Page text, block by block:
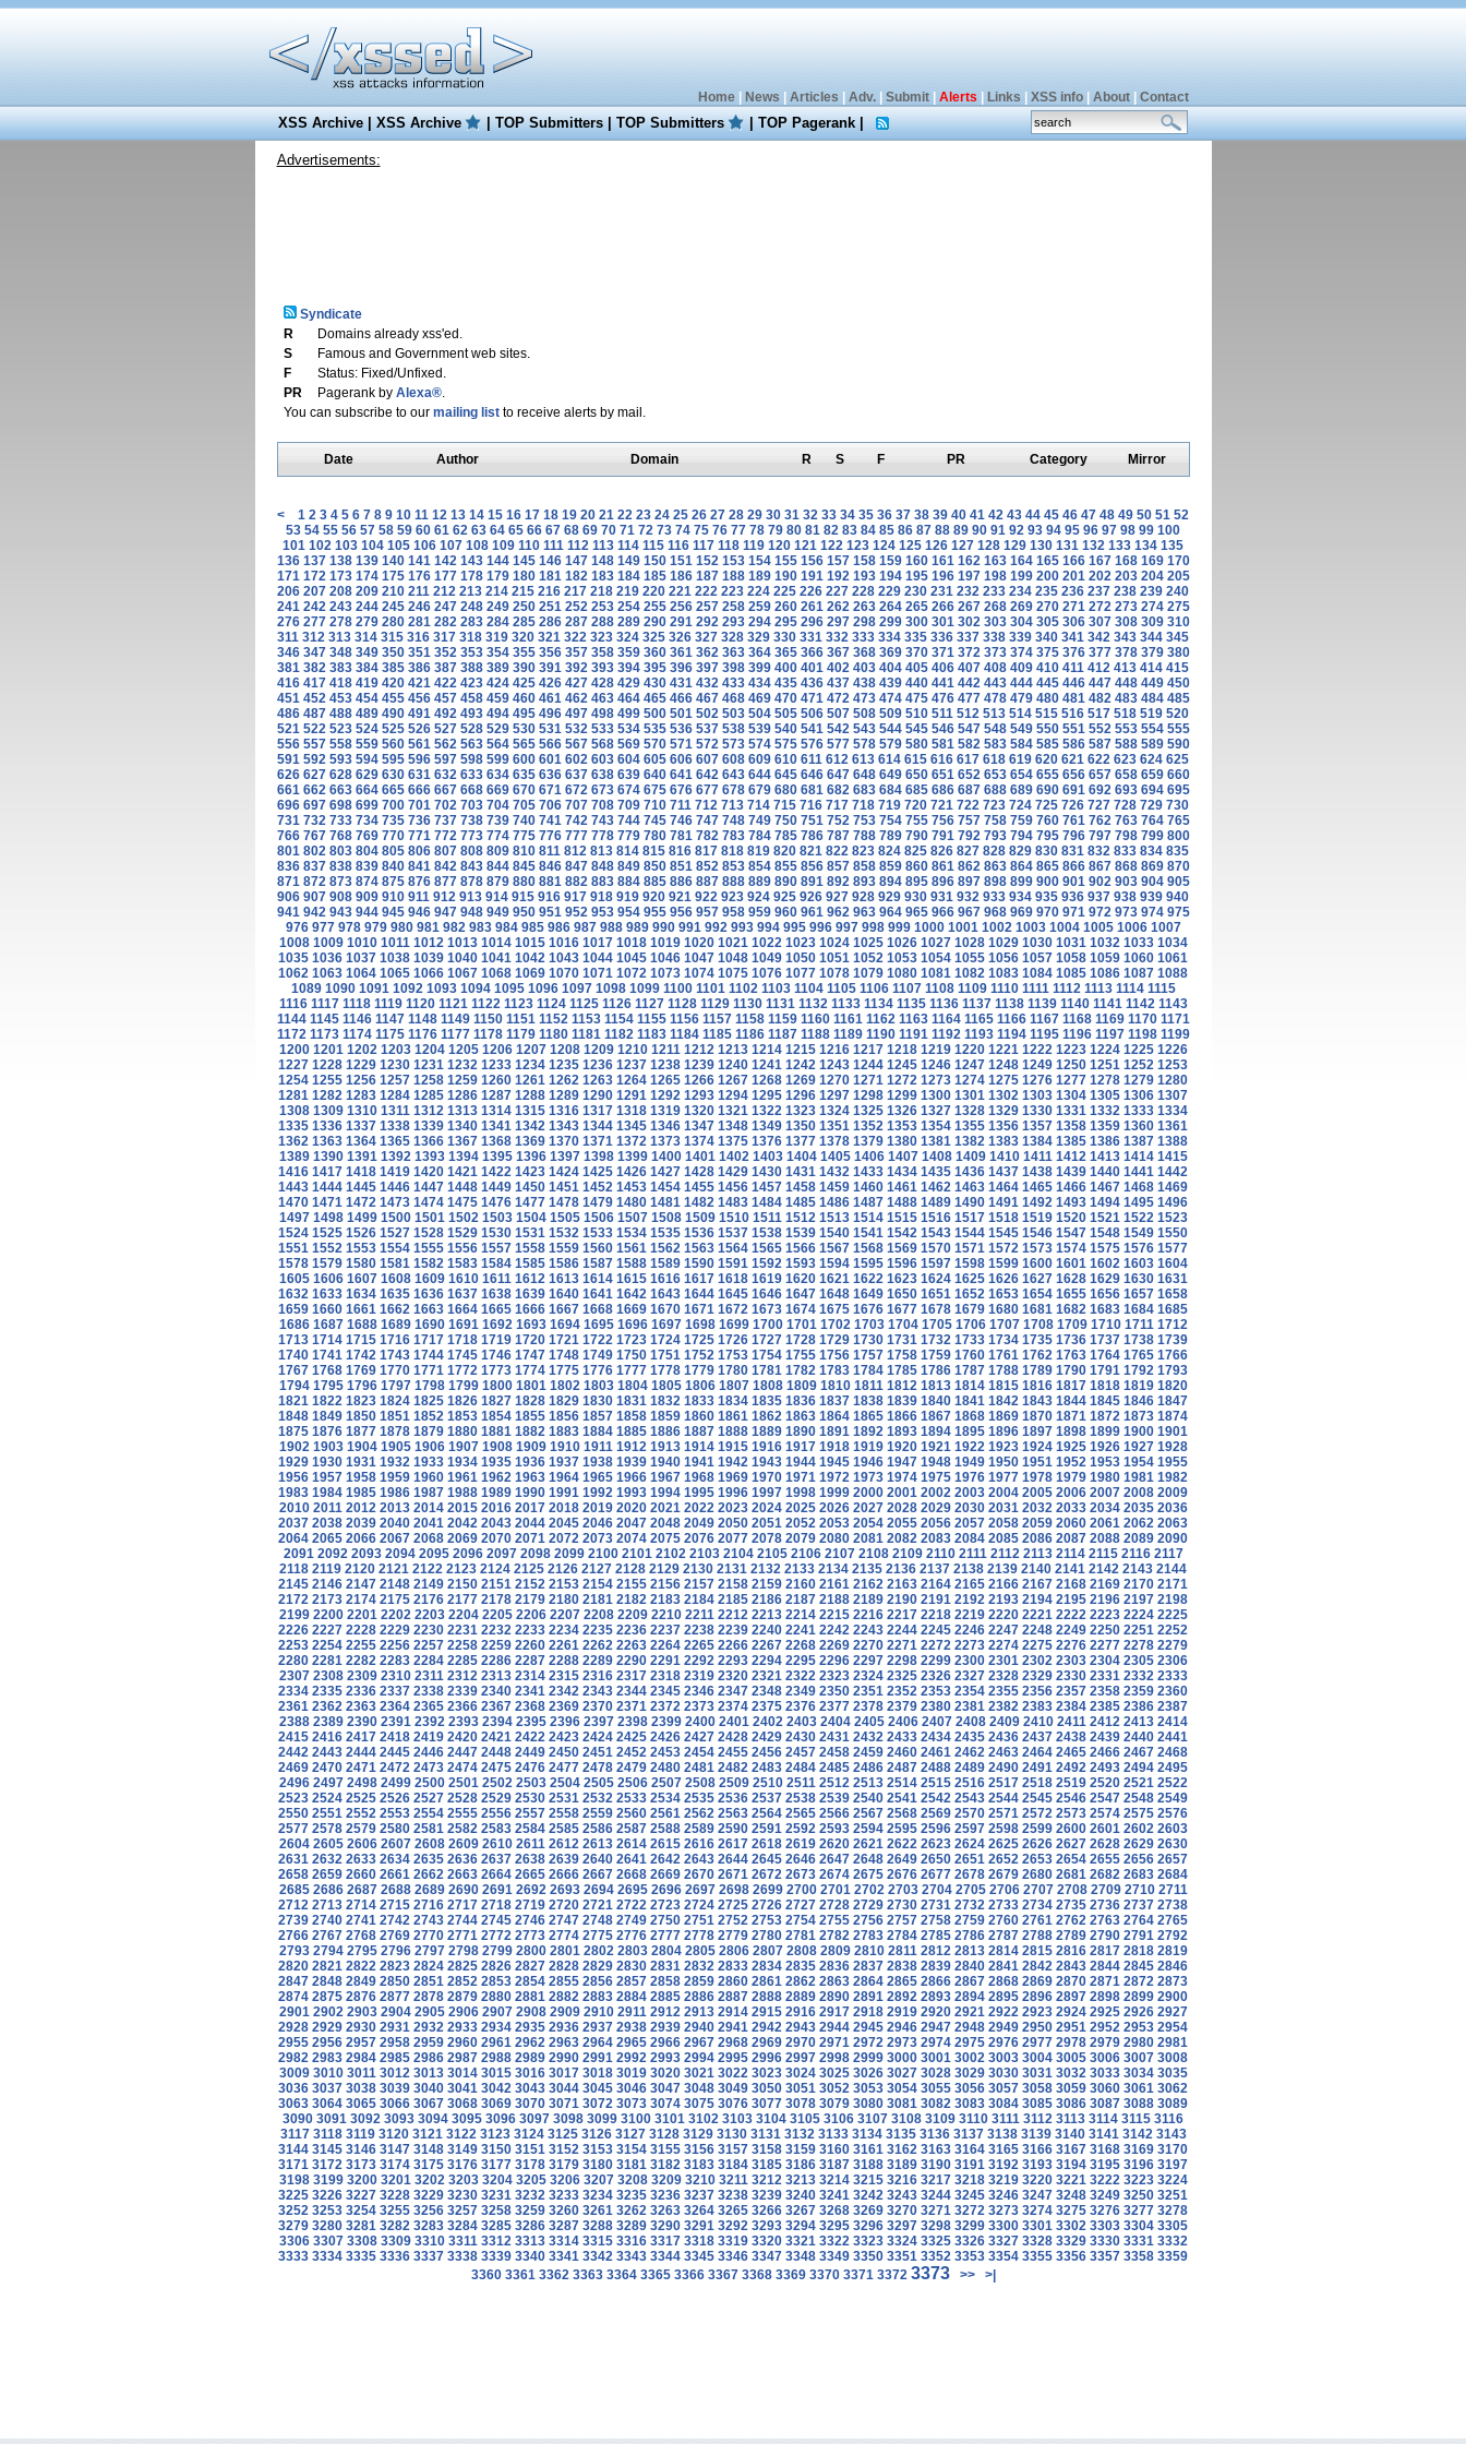
Home| News Articles Adv.| Submit| Alerts Links XSS info| About| Contact
XSS Archive|XSS Archive |TOP Submitters|TOP Submitters |TOP Pagerank|
Advertisements:
Syndicate
R
Domains already xss'ed.
S
Famous and Government web sites.
F
Status: Fixed/Unfixed.
PR
Pagerank by Alexa®.
You can subscribe to our mailing listto receive alerts by mail.
Date Author Domain R S F PR Category Mirror
< 1 2 3 4 5 6 7 8 9 10 11 12 13 14 15 16 17 18 19 20 21 22 23 24 25 26 27 28 29 30 31 32 33 34 35 36 37 38 39 40 41 42 43 44 45 46 47 48 49 50 51 52
53 54 55 56 57 58 59 60 61 62 63 64 65 66 67 68 69 70 71 72 73 74 75 76 77 78 79 80 81 82 83 84 85 86 87 88 89 90 91 92 93 94 95 96 97 98 99 100
101 102 103 104 105 106 107 108 109 110 111 112 113 114 115 116 117 118 119 120 121 122 123 124 125 126 127 128 129 130 131 132 133 134 135
136 137 138 139 140 141 142 143 144 145 146 147 148 149 150 151 152 153 154 155 156 157 158 159 160 161 162 163 164 165 166 167 168 169 170
171 172 173 174 175 176 177 178 179 180 181 182 183 184 185 186 187 188 189 190 191 192 193 194 195 196 197 198 199 200 201 202 203 204 205
206 207 208 209 210 211 212 213 214 215 216 217 218 219 220 221 222 223 224 225 226 227 228 229 230 231 232 233 234 235 236 237 238 239 240
241 242 243 244 245 246 247 248 249 250 251 252 253 254 255 256 257 258 259 260 261 262 263 264 265 266 267 268 269 270 271 272 273 274 275
276 277 278 279 280 281 282 283 284 285 286 287 288 289 290 291 292 293 294 295 296 297 298 299 300 301 302 303 304 305 306 307 308 309 310
311 312 313 314 315 316 317 318 319 320 321 322 323 324 325 326 327 328 329 330 331 332 333 334 335 336 337 338 339 340 341 342 343 344 345
346 347 348 349 350 351 352 353 354 355 356 357 358 359 360 361 362 363 364 365 366 367 368 369 370 371 372 373 374 375 376 377 378 379 380
381 382 383 384 385 386 387 388 389 390 391 392 393 394 395 396 397 398 399 400 401 402 403 404 405 406 407 408 409 410 411 412 413 414 415
416 417 418 419 420 421 422 423 424 425 426 427 428 429 430 431 432 433 434 435 436 437 438 439 440 441 442 443 444 445 446 447 448 449 450
451 452 453 454 455 456 457 458 459 460 461 462 463 464 465 466 467 468 469 470 471 472 473 474 475 476 477 478 479 480 481 482 483 484 485
486 487 488 489 490 491 492 493 494 495 496 497 498 499 500 501 502 503 504 505 506 507 508 509 510 511 512 513 514 515 516 517 518 519 520
521 522 523 524 525 526 527 528 529 530 531 532 533 534 535 536 537 538 539 540 541 542 543 544 545 546 547 548 549 550 551 552 553 554 555
556 557 558 559 560 561 562 563 564 565 566 567 568 569 570 571 572 573 574 575 576 577 578 579 580 581 582 583 584 585 586 587 588 589 590
591 592 593 594 595 596 597 598 599 600 601 602 603 604 605 606 607 608 609 610 611 612 613 614 615 616 617 618 619 620 621 622 623 624 625
626 627 628 629 630 631 632 633 634 635 636 637 638 639 640 641 642 643 644 645 646 647 648 649 650 651 652 653 654 655 656 657 658 659 660
661 662 663 664 665 666 667 668 669 670 671 672 673 674 675 676 677 678 679 680 681 682 683 684 685 686 687 688 689 690 691 692 693 694 695
696 697 698 699 700 701 702 703 704 705 706 707 708 709 710 711 712 713 714 715 716 717 718 719 720 721 722 723 724 725 726 727 728 729 730
731 732 733 734 735 736 737 738 739 740 741 742 743 744 745 746 747 748 749 750 751 752 753 754 755 756 757 758 759 760 761 762 763 764 765
766 767 768 769 770 771 772 773 774 775 776 777 778 779 780 781 782 783 784 785 786 787 788 789 790 791 792 793 794 795 796 797 798 799 800
801 802 803 804 805 806 807 808 809 810 811 812 813 814 815 816 817 818 819 820 821 822 823 824 825 826 827 828 829 830 831 832 833 834 835
836 837 838 839 840 841 842 843 844 845 846 847 848 849 850 851 852 853 854 855 856 857 858 859 860 861 862 863 864 865 866 867 868 869 870
871 872 873 874 875 876 877 878 879 880 881 882 883 884 885 886 887 888 889 890 891 892 893 894 895 896 897 898 899 900 901 902 903 904 905
906 907 908 909 910 911 912 913 914 915 916 917 918 919 920 921 922 923 924 925 926 927 928 929 930 931 932 933 934 935 936 937 938 939 940
941 942 943 944 945 946 947 948 949 950 951 952 953 954 955 956 957 958 959 960 961 962 963 964 965 966 967 968 969 970 971 972 973 974 975
976 977 978 979 980 981 982 983 984 985 986 987 988 989 990 991 992 993 994 995 996 997 998 999 1000 1001 1002 1003 1004 1005 1006 1007
1008 1009 1010 1011 1012 1013 1014 1015 1016 1017 1018 1019 1020 1021 1022 1023 1024 1025 1026 1027 1028 1029 1030 1031 1032 1033 1034
1035 1036 1037 1038 1039 1040 1041 1042 1043 1044 1045 1046 1047 1048 1049 1050 1051 1052 1053 1054 1055 1056 1057 1058 1059 1060 1061
1062 1063 1064 1065 1066 1067 1068 1069 1070 1071 1072 1073 1074 1075 1076 1077 1078 1079 1080 1081 1082 1083 1084 1085 1086 1087 1088
1089 1090 1091 1092 1093 1094 1095 1096 1097 1098 1099 1100 1101 1102 1103 1104 1105 1106 1107 1108 1109 1110 1111 1112 1113 1114 1115
1116 1117 1118 1119 1120 1121 1122 1123 1124 1125 1126 1127 1128 1129 1130 1131 1132 1133 1134 1135 1136 1137 1138 1139 1140 1141 1142 1143
1144 1145 1146 1147 1148 1149 1150 1151 1152 1153 1154 1155 1156 1157 1158 1159 1160 1161 1162 1163 1164 1165 1166 1167 1168 1169 1170 1171
1172 1173 1174 1175 1176 1177 1178 1179 1180 1181 1182 1183 1184 1185 1186 1187 1188 1189 1190 1191 1192 1193 1194 1195 1196 1197 1198 1199
1200 1201 1202 1203 1204 1205 1206 1207 1208 1209 1210 1211 1212 1213 1214 1215 1216 1217 1218 1219 1220 1221 1222 1223 1224 1225 1226
1227 1228 1229 1230 1231 1232 1233 1234 1235 1236 1237 1238 1239 1240 1241 1242 1243 1244 1245 1246 1247 1248 1249 1250 1251 1252 1253
1254 1255 1256 1257 1258 1259 1260 1261 1262 1263 1264 1265 1266 1267 1268 1269 1270 1271 1272 1273 1274 1275 1276 1277 1278 1279 1280
1281 1282 1283 1284 1285 1286 1287 1288 1289 1290 1291 1292 1293 1294 1295 1296 1297 1298 1299 1300 1301 1302 1303 1304 1305 1306 1307
1308 1309 1310 1311 1312 1313 1314 1315 1316 1317 1318 1319 1320 1321 1322 1323 1324 1325 1326 1327 1328 1329 1330 1331 1332 1333 1334
1335 1336 1337 1338 1339 1340 1341 1342 1343 1344 1345 1346 1347 1348 1349 1350 1351 1352 1353 1354 1355 1356 1357 1358 1359 1360 1361
1362 1363 1364 1365 1366 1367 1368 1369 1370 1371 1372 1373 1374 1375 1376 1377 1378 1379 1380 1381 1382 1383 1384 1385 1386 1387 1388
1389 1390 1391 1392 1393 1394 1395 1396 1397 1398 1399 1400 1401 1402 1403 1404 1405 1406 1407 1408 1409 1410 1411 1412 1413 1414 1415
1416 1417 1418 1419 1420 1421 1422 1423 1424 1425 1426 1427 1428 1429 1430 1431 1432 1433 1434 1435 1436 1437 1438 1439 1440 1441 1442
1443 1444 1445 1446 1447 1448 1449 1450 1451 1452 1453 1454 1455 1456 1457 1458 1459 1460 1461 1462 1463 1464 1465 1466 1467 1468 1469
1470 1471 1472 1473 1474 1475 1476 1477 1478 1479 1480 1481 1482 1483 1484 1485 1486 1487 1488 1489 1490 1491 1492 1493 1494 1495 1496
1497 1498 1499 1500 1501 1502 1503 1504 1505 1506 1507 1508 1509 1510 1511 1512 1513 1514 1515 1516 1517 1518 1519 1520 1521 1522 1523
1524 1525 1526 1527 1528 1529 1530 1531 1532 1533 1534 1535 1536 1537 1538 1539 1540 1541 1542 1543 1544 1545 1546 1547 1548 1549 1550
1551 1552 1553 1554 1555 1556 1557 1558 1559 1560 1561 1562 1563 1564 1565 1566 1567 1568 1569 1570 1571 1572 1573 1574 1575 1576 1577
1578 1579 1580 1581 1582 1583 1584 1585 1586 1587 1588 1589 1590 1591 1592 1593 1594 1595 1596 1597 1598 1599 1600 1601 1602 1603 1604
1605 1606 1607 1608 1609 1610 1611 1612 1613 1614 1615 1616 1617 1618 1619 1620 1621 1622 1623 1624 1625 1626 1627 1628 1629 1630 1631
1632 1633 1634 1635 1636 1637 1638 1639 1640 1641 1642 1643 1644 1645 1646 1647 1648 1649 1650 1651 1652 1653 1654 1655 1656 1657 1658
1659 1660 1661 1662 1663 1664 1665 1666 1667 1668 1669 1670 1671 1672 1673 1674 1675 1676 1677 1678 1679 1680 1681 1682 1683 1684 1685
1686 1687 1688 1689 1690 1691 1692 1693 1694 1695 1696 1697 1698 1699 1700 1701 1702 1703 1704 1705 1706 1707 1708 1709 1710 1711 1712
1713 1714 1715 1716 1717 1718 1719 1720 1721 1722 1723 1724 1725 1726 1727 1728 1729 1730 1731 1732 1733 1734 1735 1736 1737 1738 1739
1740 1741 1742 1743 1744 1745 1746 1747 1748 1749 1750 1751 1752 1753 1754 1755 1756 1757 1758 1759 1760 1761 1762 1763 1764 1765 1766
1767 1768 1769 1770 1771 1772 1773 1774 1775 1776 1777 1778 1779 1780 1781 1782 1783 1784 1785 1786 1787 1788 1789 1790 1791 1792 1793
1794 1795 1796 1797 1798 1799 1800 1801 1802 1803 1804 1805 1806 1807 1808 1809 1810 1811 1812 1813 1814 1815 1816 1817 1818 1819 1820
1821 1822 1823 1824 1825 1826 1827 1828 1829 1830 1831 1832 1833 1834 1835 1836 1837 1838 1839 1840 1841 1842 1843 1844 1845 1846 1847
1848 1849 1850 1851 1852 1853 1854 1855 1856 1857 1858 1859 1860 1861 1862 1863 1864 1865 1866 1867 1868 1869 1870 1871 1872 1873 1874
1875 1876 1877 1878 1879 1880 1881 1882 1883 1884 1885 1886 1887 1888 1889 1890 1891 1892 1893 1894 1895 1896 1897 1898 1899 1900 1901
1902 1903 1904 1905 1906 1907 1908 1909 1910 1911 1912 1913 1914 1915 1916 1917 1918 1919 1920 1921 1922 1923 1924 1925 1926 1927 1928
1929 1930 1931 1932 1933 1934 1935 1936 1937 1938 1939 1940 1941 1942 1943 1944 1945 1946 1947 1948 1949 1950 1951 1952 1953 1954 1955
1956 1957 1958 1959 1960 1961 1962 1963 1964 1965 1966 1967 1968 1969 1970 1971 1972 1973 1974 1975 1976 1977 1978 1979 1980 1981 1982
1983 1984 1985 1986 1987 1988 1989 1990 1991 1992 1993 1994 1995 1996 1997 1998 1999 2000 2001 2002 2003 2004 2005 2006 2007 2008 2009
2010 2011 2012 2013 2014 2015 2016 2017 2018 2019 2020 2021 2022 2023 2024 2025 2026 2027 2028 2029 2030 2031 2032 2033 2034 2035 2036
2037 2038 2039 2040 2041 2042 2043 2044 2045 2046 2047 2048 2049 2050 2051 2052 2053 2054 2055 2056 2057 2058 2059 2060 2061 2062 2063
2064 2065 2066 2067 2068 2069 2070 2071 2072 2073 2074 2075 2076 2077 2078 2079 2080 2081 2082 2083 2084 2085 2086 2087 2088 2089 2090
2091 2092 2093 2094 2095 2096 2097 2098 2099 2100 2101 2102 2103 2104 2105 2106 2107 2108 2109 2110 2111 2112 2113 2114 2115 2116 2117
2118 2119 2120 2121 2122 2123 2124 2125 2126 2127 2128 2129 2130 2131 2132 2133 2134 2135 2136 2137 2138 2139 2140 2141 2142 2143 2144
2145 2146 2147 2148 2149 2150 2151 2152 2153 2154 2155 2156 2157 2158 2159 2160 2161 2162 2163 2164 2165 2166 2167 2168 2169 2170 2171
2172 2173 2174 2175 2176 2177 2178 2179 2180 2181 2182 2183 2184 2185 2186 2187 2188 2189 2190 2191 2192 2193 2194 2195 2196 2197 2198
2199 2200 2201 2202 2203 2204 2205 2206 2207 2208 2209 2210 2211 2212 2213 2214 2215 2216 2217 2218 2219 2220 2221 2222 2223 2224 2225
2226 2227 2228 2229 2230 2231 2232 2233 2234 2235 2236 2237 2238 2239 2240 2241 2242 2243 2244 2245 2246 2247 2248 2249 2250 2251 2252
2253 2254 2255 2256 2257 2258 2259 2260 2261 2262 2263 2264 2265 2266 2267 2268 2269 2270 2271 2272 2273 2274 2275 2276 2277 2278 2279
2280 2281 2282 2283 2284 2285 2286 2287 2288 2289 2290 2291 2292 2293 2294 2295 2296 2297 2298 2299 2300 2301 2302 2303 2304 2305 2306
2307 2308 2309 2310 2311 2312 2313 2314 2315 2316 2317 2318 2319 2320 2321 2322 2323 2324 2325 2326 2327 2328 2329 2330 2331 2332 2333
2334 2335 2336 2337 2338 2339 2340 2341 2342 2343 2344 2345 2346 2347 2348 2349 2350 2351 2352 2353 2354 2355 2356 2357 2358 2359 2360
2361 2362 2363 2364 2365 2366 2367 2368 2369 2370 2371 2372 2373 2374 2375 2376 2377 2378 2379 2380 2381 2382 2383 2384 2385 2386 2387
2388 2389 2390 2391 2392 2393 2394 2395 2396 2397 2398 2399 2400 2401 2402 2403 2404 2405 2406 2407 2408 2409 2410 2411 2412 2413 2414
2415 2416 2417 2418 2419 2420 2421 2422 2423 2424 2425 2426 2427 2428 2429 2430 2431 2432 2433 2434 2435 2436 2437 2438 2439 2440 2441
2442 2443 2444 2445 2446 2447 2448 2449 2450 2451 2452 2453 2454 2455 2456 2457 2458 2459 2460 2461 2462 2463 2464 2465 2466 2467 2468
2469 2470 2471 2472 2473 2474 2475 2476 2477 2478 2479 2480 2481 2482 2483 2484 2485 2486 2487 2488 2489 2490 2491 2492 2493 2494 2495
2496 2497 2498 2499 2500 2501 2502 2503 2504 2505 2506 2507 2508 2509 2510 2511 2512 2513 2514 2515 2516 2517 2518 2519 2520 2521 2522
2523 2524 2525 2526 2527 2528 2529 2530 2531 2532 2533 2534 2535 2536 2537 2538 2539 2540 2541 2542 2543 2544 2545 2546 2547 2548 2549
2550 2551 2552 2553 2554 2555 2556 2557 2558 2559 2560 2561 2562 2563 2564 2565 2566 2567 2568 2569 2570 2571 2572 2573 2574 2575 2576
2577 2578 2579 2580 2581 2582 2583 2584 2585 2586 2587 2588 2589 2590 2591 2592 2593 2594 2595 2596 2597 2598 2599 2600 2601 2602 2603
2604 2605 2606 2607 2608 2609 2610 2611 2612 2613 2614 2615 2616 2617 2618 2619 2620 2621 2622 2623 2624 2625 2626 2627 2628 2629 2630
2631 2632 2633 2634 2635 2636 2637 2638 2639 2640 2641 2642 2643 2644 2645 2646 2647 2648 2649 2650 2651 2652 2653 2654 2655 2656 2657
2658 2659 2660 2661 2662 2663 2664 2665 2666 2667 2668 2669 2670 2671 2672 2673 2674 2675 2676 2677 2678 2679 2680 2681 2682 2683 2684
2685 2686 2687 2688 2689 2690 2691 2692 2693 2694 2695 2696 2697 2698 2699 2700 2701 2702 2703 2704 2705 2706 2707 2708 2709 2710 2711
2712 2713 2714 2715 2716 2717 2718 2719 2720 2721 2722 2723 2724 2725 2726 2727 2728 2729 2730 2731 2732 2733 2734 2735 2736 2737 2738
2739 2740 2741 2742 2743 2744 2745 2746 2747 2748 2749 2750 2751 2752 2753 2754 2755 2756 2757 2758 2759 2760 2761 2762 2763 2764 2765
2766 2767 2768 2769 2770 2771 2772 2773 2774 2775 2776 2777 2778 2779 2780 2781 2782 2783 2784 2785 2786 2787 2788 2789 2790 2791 2792
2793 2794 2795 2796 2797 2798 2799 2800 2801 2802 2803 2804 2805 2806 2807 2808 2809 2810 2811 2812 2813 2814 2815 2816 2817 2818 2819
2820 2821 2822 2823 2824 2825 2826 2827 2828 2829 2830 2831 2832 2833 2834 2835 2836 2837 2838 2839 2840 2841 2842 2843 2844 2845 2846
2847 2848 2849 2850 2851 2852 2853 2854 2855 2856 2857 2858 2859 2860 2861 2862 2863 2864 2865 2866 2867 2868 2869 2870 2871 2872 2873
2874 2875 2876 2877 2878 2879 2880 2881 2882 2883 2884 2885 2886 2887 2888 2889 2890 2891 2892 2893 2894 2895 2896 2897 2898 2899 2900
2901 2902 2903 2904 2905 2906 2907 2908 2909 2910 2911 2912 2913 2914 2915 2916 2917 2918 2919 2920 2921 2922 2923 2924 2925 2926 2927
2928 2929 2930 2931 2932 2933 2934 2935 2936 2937 2938 2939 2940 2941 2942 2943 2944 2945 2946 2947 2948 2949 2950 2951 2952 2953 2954
2955 2956 2957 2958 2959 2960 2961 2962 2963 2964 2965 2966 2967 2968 2969 2970 2971 2972 2973 2974 2975 2976 2977 2978 2979 2980 2981
2982 2983 2984 2985 2986 2987 2988 2989 2990 2991 2992 2993 2994 2995 2996 2997 2998 2999 3000 3001 3002 3003 3004 3005 3006 3007 3008
3009 3010 3011 3012 3013 3014 3015 3016 3017 3018 3019 3020 3021 3022 3023 3024 3025 3026 3027 3028 3029 3030 3031 3032 3033 3034 3035
3036 3037 3038 3039 3040 3041 3042 3043 3044 3045 3046 3047 3048 3049 3050 3051 3052 3053 3054 3055 3056 3057 3058 3059 3060 3061 3062
3063 3064 3065 3066 3067 3068 3069 3070 3071 3072 3073 3074 3075 3076 3077 3078 3079 3080 3081 3082 3083 3084 3085 3086 3087 3088 3089
3090 3091 3092 3093 3094 3095 3096 3097 3098 3099 3100 3101 3102 3103 3104 3105 3106 3107 3108 3109 3110 3111 3112 3113 3114 3115 3116
3117 3118 3119 3120 3121 3122 3123 3124 3125 3126 3127 3128 3129 3130 3131 3132 3133 3134 3135 3136 3137 3138 3139 3140 3141 3142 3143
3144 3145 3146 3147 3148 3149 3150 3151 3152 3153 3154 3155 3156 3157 3158 3159 3160 3161 3162 3163 3164 3165 3166 3167 3168 3169 3170
3171 3172 3173 3174 3175 3176 3177 3178 3179 3180 3181 3182 3183 3184 3185 3186 3187 3188 3189 3190 3191 3192 3193 3194 3195 3196 3197
3198 3199 3200 3201 3202 3203 3204 3205 3206 3207 3208 3209 3210 3211 3212 3213 3214 3215 3216 3217 3218 3219 3220 3221 3222 3223 3224
3225 3226 3227 3228 3229 3230 3231 3232 3233 3234 3235 3236 3237 3238 3239 3240 3241 3242 3243 3244 3245 3246 3247 3248 3249 3250 3251
3252 3253 3254 3255 3256 3257 3258 3259 3260 3261 3262 3263 3264 3265 3266 3267 3268 3269 3270 3271 3272 3273 3274 3275 3276 3277 3278
3279 3280 3281 3282 3283 3284 3285 3286 3287 3288 3289 3290 3291 3292 3293 3294 3295 3296 3297 3298 3299 3300 3301 3302 3303 3304 3305
3306 3307 3308 3309 3310 3311 3312 3313 3314 3315 3316 3317 3318 3319 3320 3321 3322 3323 3324 3325 3326 3327 3328 3329 3330 3331 3332
3333 3334 3335 3336 3337 3338 3339 3340 3341 3342 3343 3344 3345 3346 3347 3348 3349 3350 3351 3352 3353 3354 3355 3356 3357 3358 3359
3360 3361 3362 3363 3364 3365 3366 3367 3368 3369 3370 3371 3372 3373 >> >|